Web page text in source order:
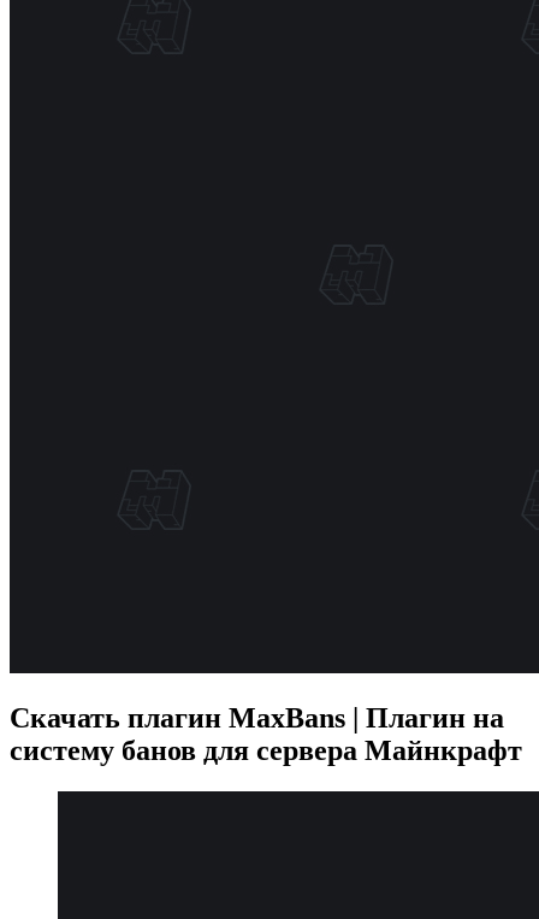
Скачать плагин MaxBans | Плагин на
систему банов для сервера Майнкрафт